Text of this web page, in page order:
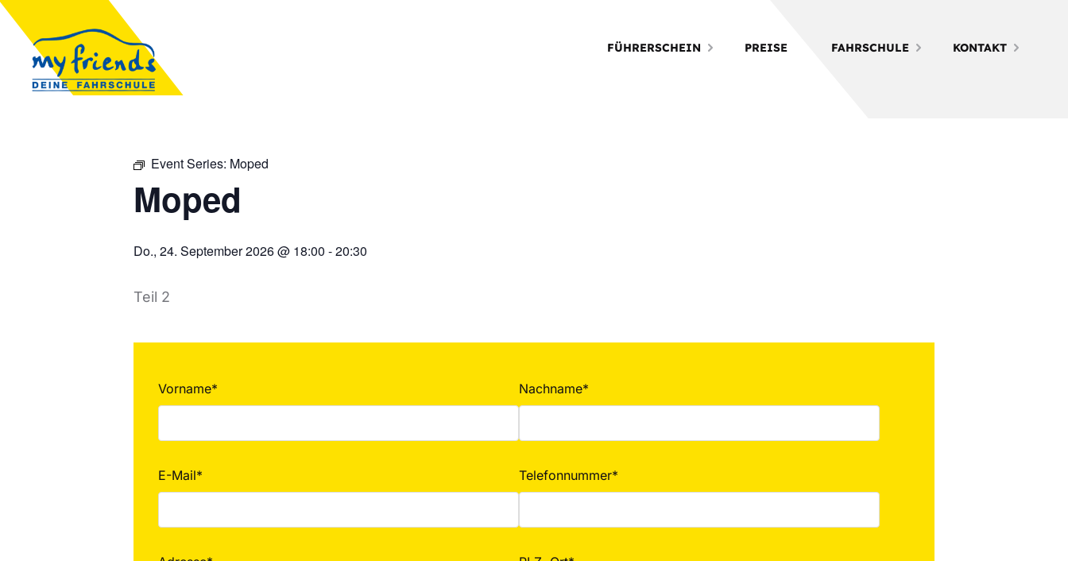
FÜHRERSCHEIN PREISE FAHRSCHULE KONTAKT
Event Series: Moped
Moped
Do., 24. September 2026 @ 18:00 -20:30
Teil 2
Vorname* Nachname*
E-Mail* Telefonnummer*